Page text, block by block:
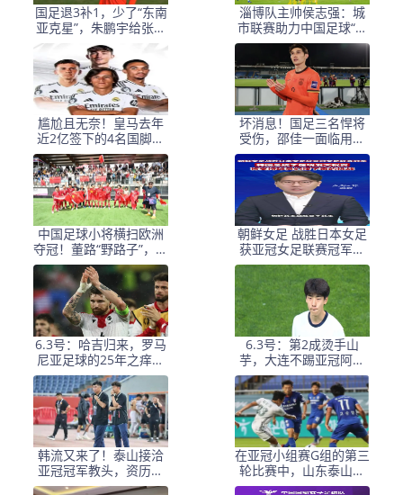
国足退3补1，少了“东南
亚克星”，朱鹏宇给张玉
宁当替补 防线不稳
淄博队主帅侯志强：城
市联赛助力中国足球“基
础建设”｜专访
尴尬且无奈！皇马去年
近2亿签下的4名国脚新
援，今夏均无缘世界杯
坏消息！国足三名悍将
受伤，邵佳一面临用人
荒，武磊也难出场
中国足球小将横扫欧洲
夺冠！董路“野路子”，撕
开了谁的遮羞布？
朝鲜女足 战胜日本女足
获亚冠女足联赛冠军李
在明 发文祝贺
6.3号：哈吉归来，罗马
尼亚足球的25年之痒能
解么？
6.3号：第2成烫手山
芋，大连不踢亚冠阿奇
+马莱莱没必要换练好新
星更重要
韩流又来了！泰山接洽
亚冠冠军教头，资历与
名气全面压过徐正源
在亚冠小组赛G组的第三
轮比赛中，山东泰山客
场挑战韩国球队仁